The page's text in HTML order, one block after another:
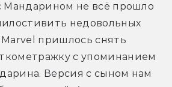
Мандарином не всё прошло
недовольных
пришлось снять
с упоминанием
Версия с сыном нам